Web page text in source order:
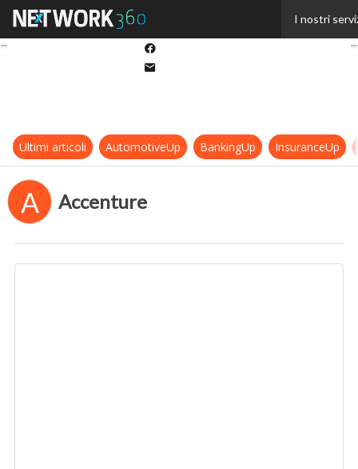
I nostri
Ultimi articoli AutomotiveUp BankingUp InsuranceUp
A Accenture